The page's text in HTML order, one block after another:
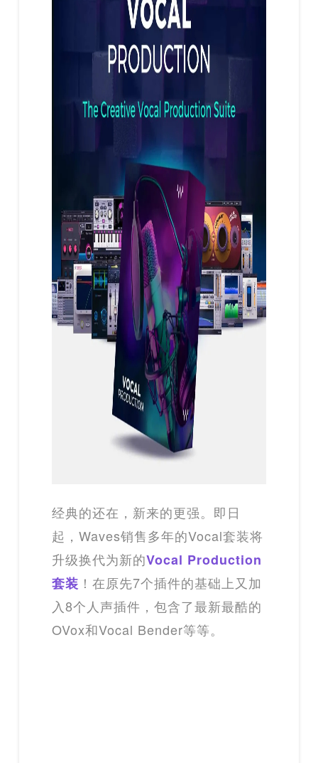
经典的还在，新来的更强。即日
起，Waves销售多年的Vocal套装将
升级换代为新的Vocal Production
套装 ！在原先7个插件的基础上又加
入8个人声插件，包含了最新最酷的
OVox和Vocal Bender等等。